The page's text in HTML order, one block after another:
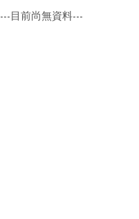
---目前尚無資料---